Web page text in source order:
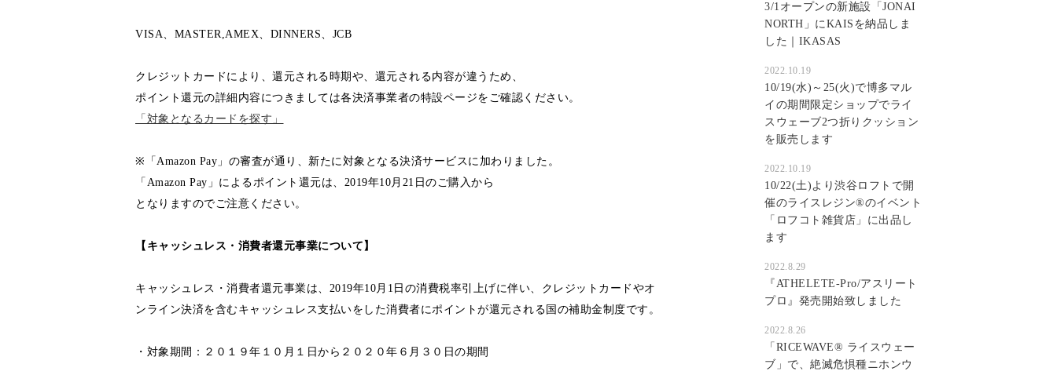
VISA、MASTER,AMEX、DINNERS、JCB
クレジットカードにより、還元される時期や、還元される内容が違うため、
ポイント還元の詳細内容につきましては各決済事業者の特設ページをご確認ください。
「対象となるカードを探す」
※「Amazon Pay」の審査が通り、新たに対象となる決済サービスに加わりました。
「Amazon Pay」によるポイント還元は、2019年10月21日のご購入から
となりますのでご注意ください。
【キャッシュレス・消費者還元事業について】
キャッシュレス・消費者還元事業は、2019年10月1日の消費税率引上げに伴い、クレジットカードやオ
ンライン決済を含むキャッシュレス支払いをした消費者にポイントが還元される国の補助金制度です。
・対象期間：２０１９年１０月１日から２０２０年６月３０日の期間
3/1オープンの新施設「JONAI
NORTH」にKAISを納品しま
した｜IKASAS
2022.10.19
10/19(水)～25(火)で博多マル
イの期間限定ショップでライ
スウェーブ2つ折りクッション
を販売します
2022.10.19
10/22(土)より渋谷ロフトで開
催のライスレジン®のイベント
「ロフコト雑貨店」に出品し
ます
2022.8.29
『ATHELETE-Pro/アスリート
プロ』発売開始致しました
2022.8.26
「RICEWAVE®︎ ライスウェー
ブ」で、絶滅危惧種ニホンウ